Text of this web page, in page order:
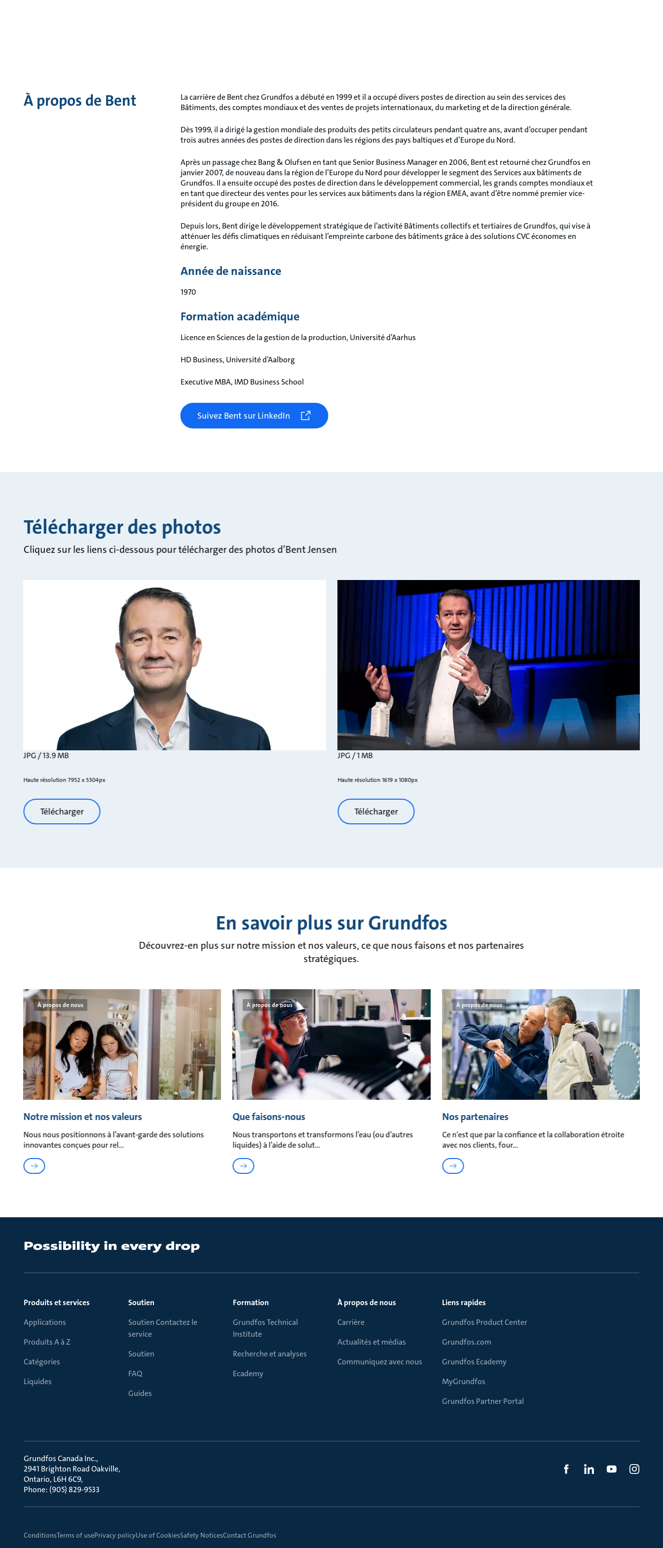
À propos de Bent
La carrière de Bent chez Grundfos a débuté en 1999 et il a occupé divers postes de direction au sein des services des
Bâtiments, des comptes mondiaux et des ventes de projets internationaux, du marketing et de la direction générale.
Dès 1999, il a dirigé la gestion mondiale des produits des petits circulateurs pendant quatre ans, avant d’occuper pendant
trois autres années des postes de direction dans les régions des pays baltiques et d’Europe du Nord.
Après un passage chez Bang & Olufsen en tant que Senior Business Manager en 2006, Bent est retourné chez Grundfos en
janvier 2007, de nouveau dans la région de l’Europe du Nord pour développer le segment des Services aux bâtiments de
Grundfos. Il a ensuite occupé des postes de direction dans le développement commercial, les grands comptes mondiaux et
en tant que directeur des ventes pour les services aux bâtiments dans la région EMEA, avant d’être nommé premier vice-
président du groupe en 2016.
Depuis lors, Bent dirige le développement stratégique de l’activité Bâtiments collectifs et tertiaires de Grundfos, qui vise à
atténuer les défis climatiques en réduisant l’empreinte carbone des bâtiments grâce à des solutions CVC économes en
énergie.
Année de naissance
1970
Formation académique
Licence en Sciences de la gestion de la production, Université d’Aarhus
HD Business, Université d’Aalborg
Executive MBA, IMD Business School
Suivez Bent sur LinkedIn
Télécharger des photos
Cliquez sur les liens ci-dessous pour télécharger des photos d’Bent Jensen
JPG / 13.9 MB
Haute résolution 7952 x 5304px
Télécharger
JPG / 1 MB
Haute résolution 1619 x 1080px
Télécharger
En savoir plus sur Grundfos
Découvrez-en plus sur notre mission et nos valeurs, ce que nous faisons et nos partenaires
stratégiques.
À propos de nous
Notre mission et nos valeurs
Nous nous positionnons à l’avant-garde des solutions
innovantes conçues pour rel
À propos de nous
Que faisons-nous
Nous transportons et transformons l’eau (ou d’autres
liquides) à l’aide de solut
À propos de nous
Nos partenaires
Ce n'est que par la confiance et la collaboration étroite
avec nos clients, four
Produits et services
Applications
Produits A à Z
Catégories
Liquides
Soutien
Soutien Contactez le
service
Soutien
FAQ
Guides
Formation
Grundfos Technical
Institute
Recherche et analyses
Ecademy
À propos de nous
Carrière
Actualités et médias
Communiquez avec nous
Liens rapides
Grundfos Product Center
Grundfos.com
Grundfos Ecademy
MyGrundfos
Grundfos Partner Portal
Grundfos Canada Inc.
2941 Brighton Road Oakville
Ontario, L6H 6C9
Phone: (905) 829-9533
ConditionsTerms of usePrivacy policyUse of CookiesSafety NoticesContact Grundfos